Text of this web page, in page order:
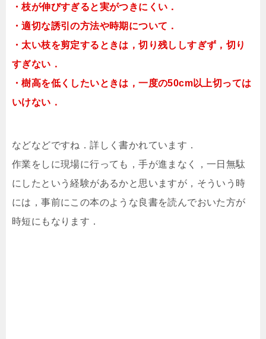
・枝が伸びすぎると実がつきにくい．
・適切な誘引の方法や時期について．
・太い枝を剪定するときは，切り残ししすぎず，切り
すぎない．
・樹高を低くしたいときは，一度の50cm以上切っては
いけない．
などなどですね．詳しく書かれています．
作業をしに現場に行っても，手が進まなく，一日無駄
にしたという経験があるかと思いますが，そういう時
には，事前にこの本のような良書を読んでおいた方が
時短にもなります．